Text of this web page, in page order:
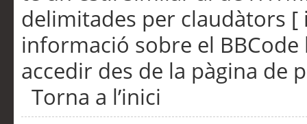
delimitades per claudàtors [
informació sobre el
accedir des de la pàgina de
Torna a l’inici